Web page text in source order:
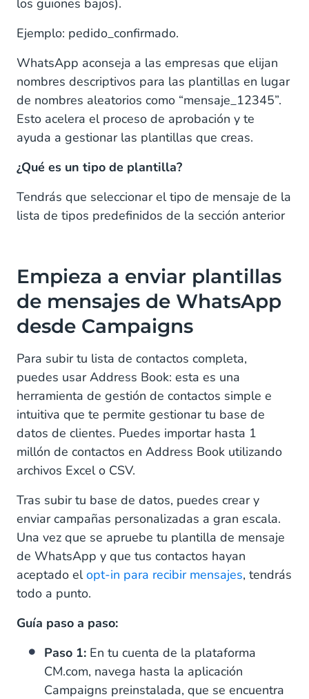
los guiones bajos).
Ejemplo: pedido_confirmado.
WhatsApp aconseja a las empresas que elijan
nombres descriptivos para las plantillas en lugar
de nombres aleatorios como “mensaje_12345”.
Esto acelera el proceso de aprobación y te
ayuda a gestionar las plantillas que creas.
¿Qué es un tipo de plantilla?
Tendrás que seleccionar el tipo de mensaje de la
lista de tipos predefinidos de la sección anterior
Empieza a enviar plantillas
de mensajes de WhatsApp
desde Campaigns
Para subir tu lista de contactos completa,
puedes usar Address Book: esta es una
herramienta de gestión de contactos simple e
intuitiva que te permite gestionar tu base de
datos de clientes. Puedes importar hasta 1
millón de contactos en Address Book utilizando
archivos Excel o CSV.
Tras subir tu base de datos, puedes crear y
enviar campañas personalizadas a gran escala.
Una vez que se apruebe tu plantilla de mensaje
de WhatsApp y que tus contactos hayan
aceptado elopt-in para recibir mensajes, tendrás
todo a punto.
Guía paso a paso:
Paso 1: En tu cuenta de la plataforma
CM.com, navega hasta la aplicación
Campaigns preinstalada, que se encuentra